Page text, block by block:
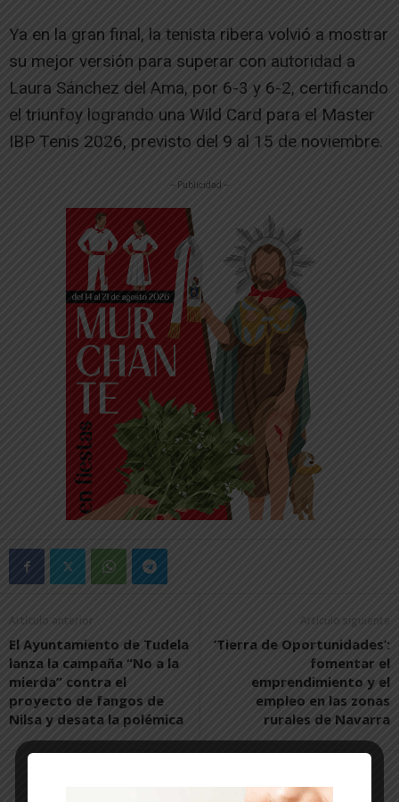
Ya en la gran final, la tenista ribera volvió a mostrar
su mejor versión para superar con autoridad a
Laura Sánchez del Ama, por 6-3 y 6-2, certificando
el triunfoy logrando una Wild Card para el Master
IBP Tenis 2026, previsto del 9 al 15 de noviembre.
-- Publicidad --
Artículo anterior
El Ayuntamiento de Tudela
lanza la campaña “No a la
mierda” contra el
proyecto de fangos de
Nilsa y desata la polémica
Artículo siguiente
‘Tierra de Oportunidades’:
fomentar el
emprendimiento y el
empleo en las zonas
rurales de Navarra